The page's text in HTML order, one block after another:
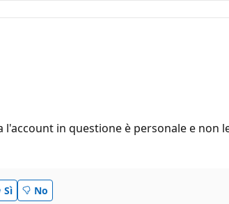
l'account in questione è personale e non
Sì No